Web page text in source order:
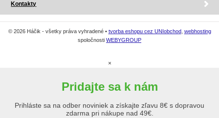
Kontakty
© 2026 Háčik - všetky práva vyhradené • tvorba eshopu cez UNIobchod, webhosting
spoločnosti WEBYGROUP
×
Pridajte sa k nám
Prihláste sa na odber noviniek a získajte zľavu 8€ s dopravou
zdarma pri nákupe nad 49€.